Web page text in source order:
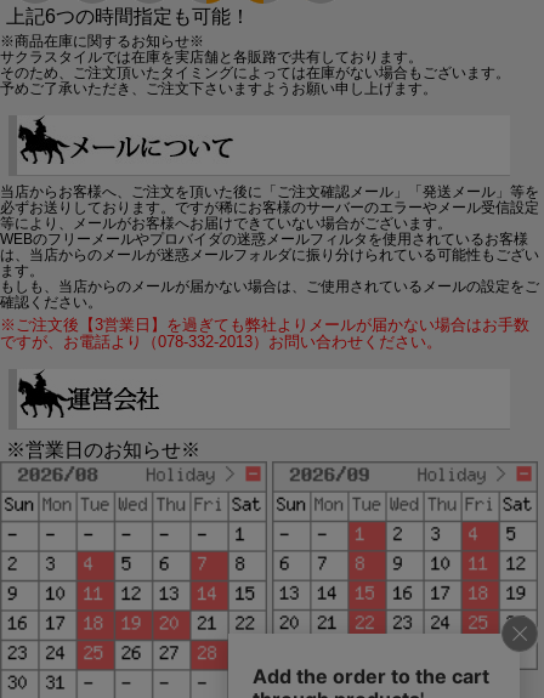
上記6つの時間指定も可能！
※商品在庫に関するお知らせ※
サクラスタイルでは在庫を実店舗と各販路で共有しております。
そのため、ご注文頂いたタイミングによっては在庫がない場合もございます。
予めご了承いただき、ご注文下さいますようお願い申し上げます。
当店からお客様へ、ご注文を頂いた後に「ご注文確認メール」「発送メール」等を
必ずお送りしております。ですが稀にお客様のサーバーのエラーやメール受信設定
等により、メールがお客様へお届けできていない場合がございます。
WEBのフリーメールやプロバイダの迷惑メールフィルタを使用されているお客様
は、当店からのメールが迷惑メールフォルダに振り分けられている可能性もござい
ます。
もしも、当店からのメールが届かない場合は、ご使用されているメールの設定をご
確認ください。
※ご注文後【3営業日】を過ぎても弊社よりメールが届かない場合はお手数
ですが、お電話より（078-332-2013）お問い合わせください。
※営業日のお知らせ※